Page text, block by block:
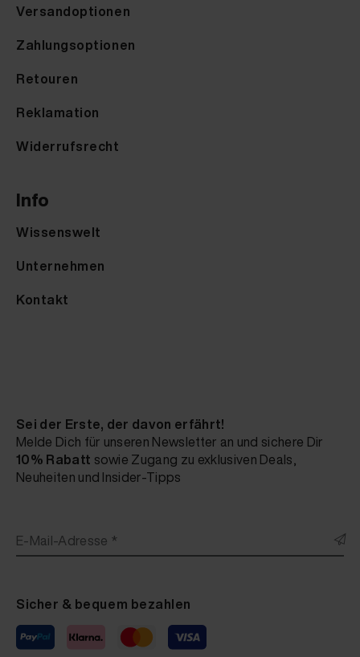
Versandoptionen
Zahlungsoptionen
Retouren
Reklamation
Widerrufsrecht
Info
Wissenswelt
Unternehmen
Kontakt
Sei der Erste, der davon erfährt!
Melde Dich für unseren Newsletter an und sichere Dir
10% Rabatt sowie Zugang zu exklusiven Deals,
Neuheiten und Insider-Tipps
E-Mail-Adresse *
Sicher & bequem bezahlen